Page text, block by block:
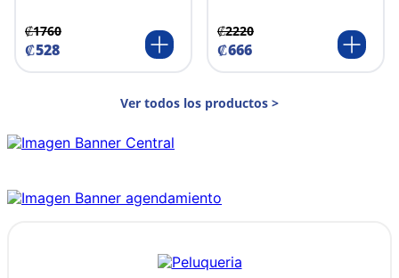
₡1760
₡528
₡2220
₡666
Ver todos los productos >